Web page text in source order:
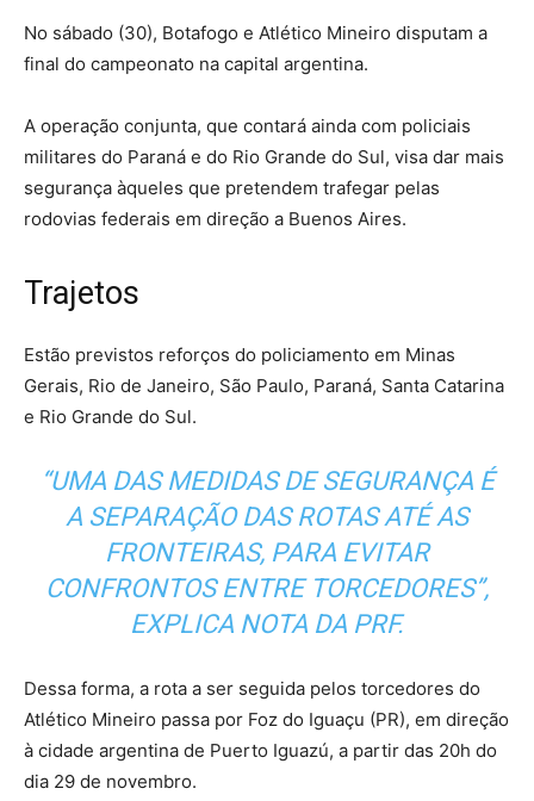
No sábado (30), Botafogo e Atlético Mineiro disputam a
final do campeonato na capital argentina.
A operação conjunta, que contará ainda com policiais
militares do Paraná e do Rio Grande do Sul, visa dar mais
segurança àqueles que pretendem trafegar pelas
rodovias federais em direção a Buenos Aires.
Trajetos
Estão previstos reforços do policiamento em Minas
Gerais, Rio de Janeiro, São Paulo, Paraná, Santa Catarina
e Rio Grande do Sul.
“UMA DAS MEDIDAS DE SEGURANÇA É
A SEPARAÇÃO DAS ROTAS ATÉ AS
FRONTEIRAS, PARA EVITAR
CONFRONTOS ENTRE TORCEDORES”,
EXPLICA NOTA DA PRF.
Dessa forma, a rota a ser seguida pelos torcedores do
Atlético Mineiro passa por Foz do Iguaçu (PR), em direção
à cidade argentina de Puerto Iguazú, a partir das 20h do
dia 29 de novembro.